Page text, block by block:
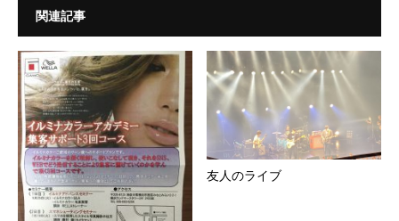
関連記事
友人のライブ